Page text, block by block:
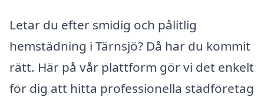
Letar du efter smidig och pålitlig
hemstädning i Tärnsjö? Då har du kommit
rätt. Här på vår plattform gör vi det enkelt
för dig att hitta professionella städföretag